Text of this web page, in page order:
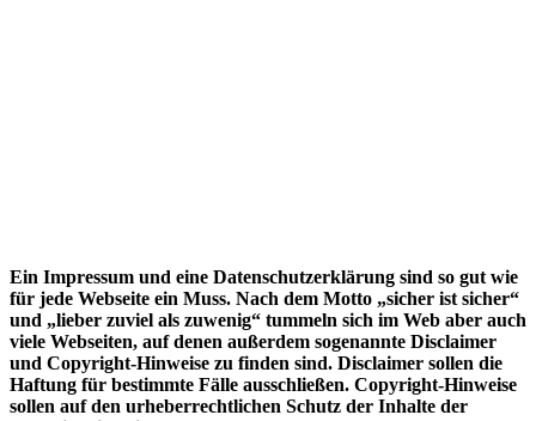
Ein Impressum und eine Datenschutzerklärung sind so gut wie
für jede Webseite ein Muss. Nach dem Motto „sicher ist sicher“
und „lieber zuviel als zuwenig“ tummeln sich im Web aber auch
viele Webseiten, auf denen außerdem sogenannte Disclaimer
und Copyright-Hinweise zu finden sind. Disclaimer sollen die
Haftung für bestimmte Fälle ausschließen. Copyright-Hinweise
sollen auf den urheberrechtlichen Schutz der Inhalte der